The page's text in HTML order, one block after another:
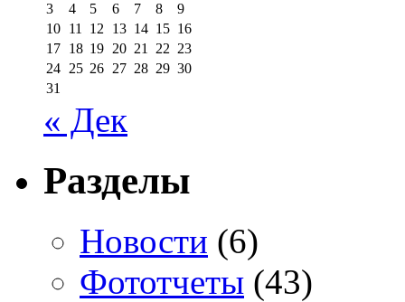
3
4 5 6 7 8
9
10 11 12 13 14 15 16
17 18 19 20 21 22 23
24 25 26 27 28 29 30
31
« Дек
Разделы
Новости (6)
Фототчеты (43)